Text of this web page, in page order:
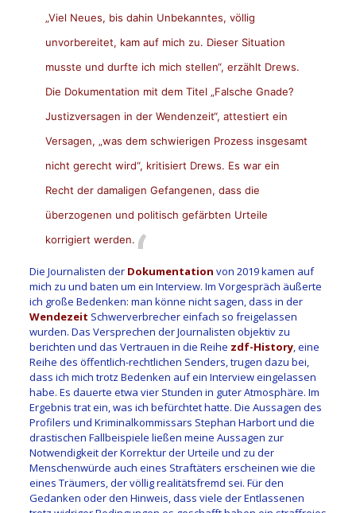
„Viel Neues, bis dahin Unbekanntes, völlig
unvorbereitet, kam auf mich zu. Dieser Situation
musste und durfte ich mich stellen“, erzählt Drews.
Die Dokumentation mit dem Titel „Falsche Gnade?
Justizversagen in der Wendenzeit“, attestiert ein
Versagen, „was dem schwierigen Prozess insgesamt
nicht gerecht wird“, kritisiert Drews. Es war ein
Recht der damaligen Gefangenen, dass die
überzogenen und politisch gefärbten Urteile
korrigiert werden.
Die Journalisten der Dokumentation von 2019 kamen auf
mich zu und baten um ein Interview. Im Vorgespräch äußerte
ich große Bedenken: man könne nicht sagen, dass in der
Wendezeit Schwerverbrecher einfach so freigelassen
wurden. Das Versprechen der Journalisten objektiv zu
berichten und das Vertrauen in die Reihe zdf-History, eine
Reihe des öffentlich-rechtlichen Senders, trugen dazu bei,
dass ich mich trotz Bedenken auf ein Interview eingelassen
habe. Es dauerte etwa vier Stunden in guter Atmosphäre. Im
Ergebnis trat ein, was ich befürchtet hatte. Die Aussagen des
Profilers und Kriminalkommissars Stephan Harbort und die
drastischen Fallbeispiele ließen meine Aussagen zur
Notwendigkeit der Korrektur der Urteile und zu der
Menschenwürde auch eines Straftäters erscheinen wie die
eines Träumers, der völlig realitätsfremd sei. Für den
Gedanken oder den Hinweis, dass viele der Entlassenen